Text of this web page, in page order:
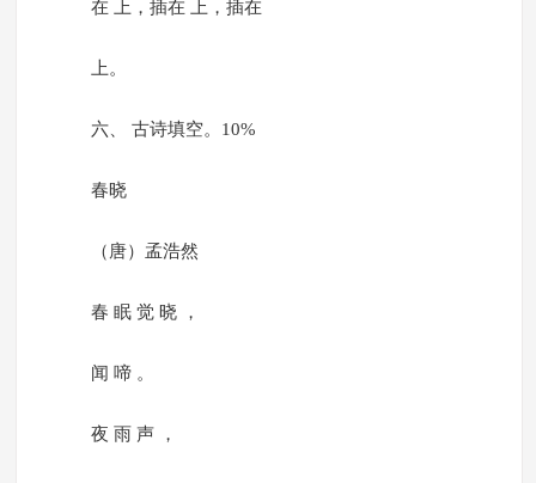
在 上，插在 上，插在
上。
六、 古诗填空。10%
春晓
（唐）孟浩然
春 眠 觉 晓 ，
闻 啼 。
夜 雨 声 ，